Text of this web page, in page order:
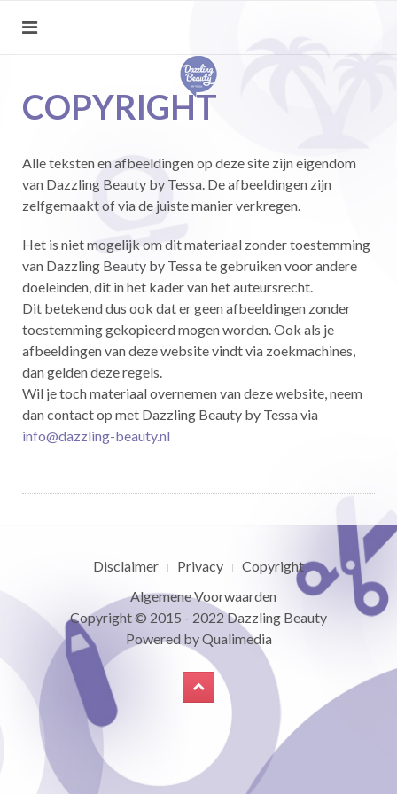
COPYRIGHT
Alle teksten en afbeeldingen op deze site zijn eigendom
van Dazzling Beauty by Tessa. De afbeeldingen zijn
zelfgemaakt of via de juiste manier verkregen.
Het is niet mogelijk om dit materiaal zonder toestemming
van Dazzling Beauty by Tessa te gebruiken voor andere
doeleinden, dit in het kader van het auteursrecht.
Dit betekend dus ook dat er geen afbeeldingen zonder
toestemming gekopieerd mogen worden. Ook als je
afbeeldingen van deze website vindt via zoekmachines,
dan gelden deze regels.
Wil je toch materiaal overnemen van deze website, neem
dan contact op met Dazzling Beauty by Tessa via
info@dazzling-beauty.nl
Disclaimer Privacy
Copyright
Algemene Voorwaarden
Copyright © 2015 - 2022Dazzling Beauty
Powered byQualimedia